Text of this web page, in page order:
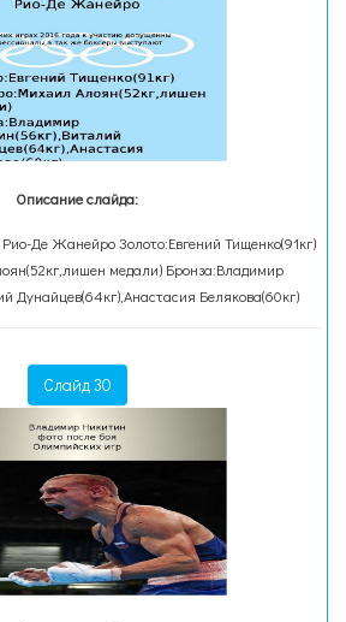
Описание слайда:
Де Жанейро Золото:Евгений Тищенко(91кг)
медали) Бронза:Владимир
Дунайцев(64кг),Анастасия Белякова(60кг)
Слайд 30